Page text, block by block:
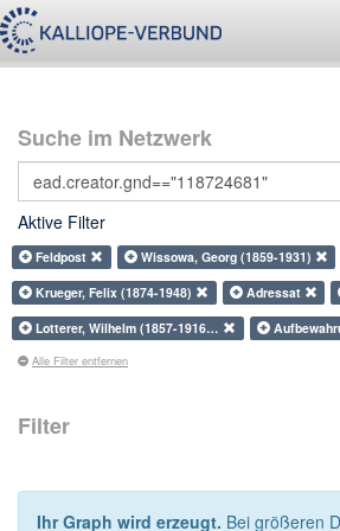
Suche im Netzwerk
Aktive Filter
Feldpost
Wissowa, Georg (1859-1931)
Krueger, Felix (1874-1948)
Adressat
Lotterer, Wilhelm (1857-1916…
Alle Filter entfernen
Filter
Ihr Graph wird erzeugt. Bei größeren